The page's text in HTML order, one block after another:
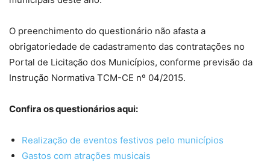
O preenchimento do questionário não afasta a
obrigatoriedade de cadastramento das contratações no
Portal de Licitação dos Municípios, conforme previsão da
Instrução Normativa TCM-CE nº 04/2015.
Confira os questionários aqui:
Realização de eventos festivos pelo municípios
Gastos com atrações musicais